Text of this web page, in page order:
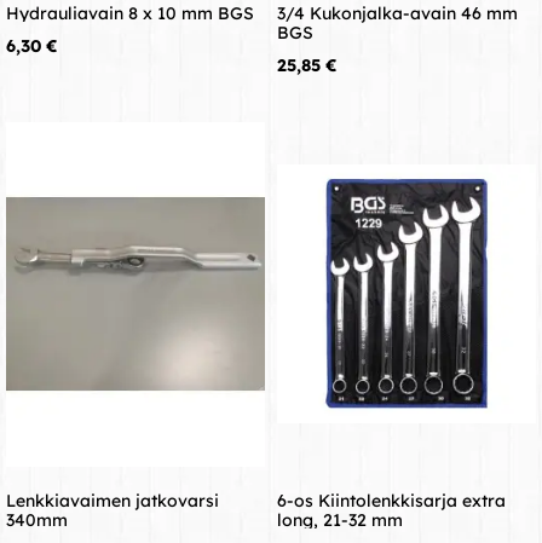
Hydrauliavain 8 x 10 mm BGS
Hinta
6,30 €
3/4 Kukonjalka-avain 46 mm
BGS
Hinta
25,85 €
Lenkkiavaimen jatkovarsi
340mm
6-os Kiintolenkkisarja extra
long, 21-32 mm